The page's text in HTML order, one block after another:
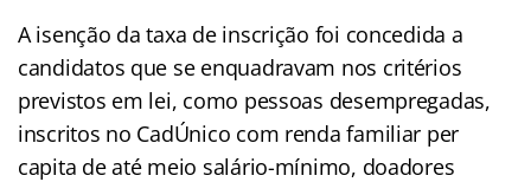
A isenção da taxa de inscrição foi concedida a
candidatos que se enquadravam nos critérios
previstos em lei, como pessoas desempregadas,
inscritos no CadÚnico com renda familiar per
capita de até meio salário-mínimo, doadores